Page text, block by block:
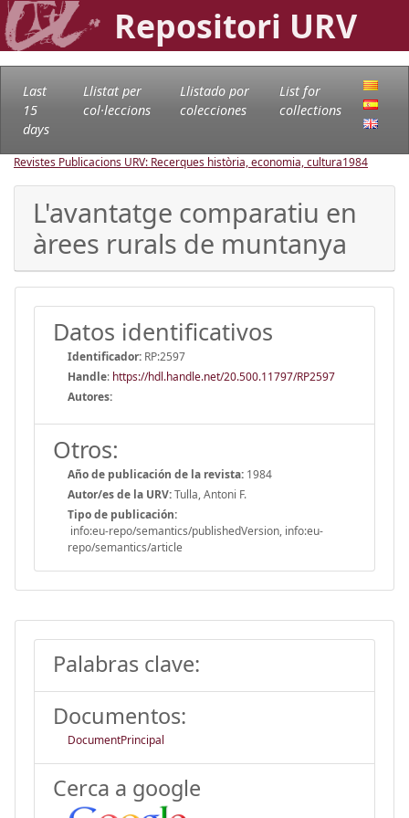
Repositori URV
Last
15
days
Llistat per
col·leccions
Llistado por
colecciones
List for
collections
Revistes Publicacions URV: Recerques història, economia, cultura1984
L'avantatge comparatiu en
àrees rurals de muntanya
Datos identificativos
Identificador: RP:2597
Handle: https://hdl.handle.net/20.500.11797/RP2597
Autores:
Otros:
Año de publicación de la revista: 1984
Autor/es de la URV:Tulla, Antoni F.
Tipo de publicación:
info:eu-repo/semantics/publishedVersion, info:eu-
repo/semantics/article
Palabras clave:
Documentos:
DocumentPrincipal
Cerca a google